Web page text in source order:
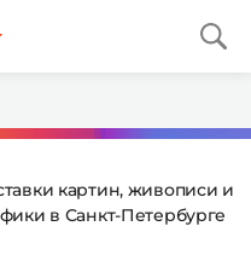
картин, живописи и
в Санкт-Петербурге